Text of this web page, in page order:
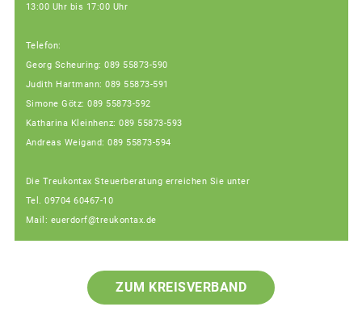
13:00 Uhr bis 17:00 Uhr
Telefon:
Georg Scheuring: 089 55873-590
Judith Hartmann: 089 55873-591
Simone Götz: 089 55873-592
Katharina Kleinhenz: 089 55873-593
Andreas Weigand: 089 55873-594
Die Treukontax Steuerberatung erreichen Sie unter
Tel. 09704 60467-10
Mail: euerdorf@treukontax.de
ZUM KREISVERBAND